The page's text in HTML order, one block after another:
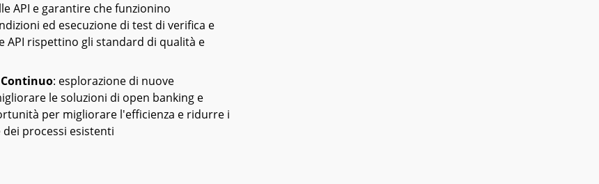
API e garantire che funzionino
ed esecuzione di test di verifica e
API rispettino gli standard di qualità e
: esplorazione di nuove
le soluzioni di open banking e
per migliorare l'efficienza e ridurre i
processi esistenti